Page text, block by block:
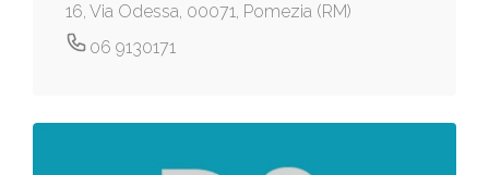
16, Via Odessa, 00071, Pomezia (RM)
06 9130171